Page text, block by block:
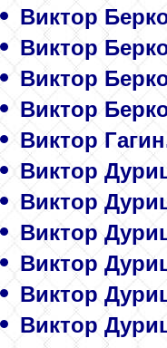
Виктор
Виктор
Виктор
Виктор
Виктор
Виктор
Виктор
Виктор
Виктор
Виктор
Виктор